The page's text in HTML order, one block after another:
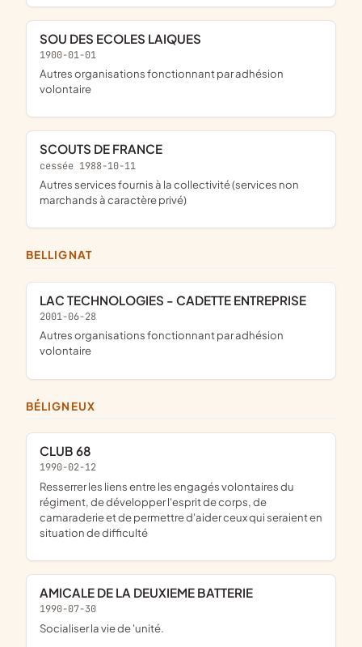
SOU DES ECOLES LAIQUES
1900-01-01
Autres organisations fonctionnant par adhésion
volontaire
SCOUTS DE FRANCE
cessée 1988-10-11
Autres services fournis à la collectivité (services non
marchands à caractère privé)
BELLIGNAT
LAC TECHNOLOGIES - CADETTE ENTREPRISE
2001-06-28
Autres organisations fonctionnant par adhésion
volontaire
BÉLIGNEUX
CLUB 68
1990-02-12
resserrer les liens entre les engagés volontaires du
régiment, de développer l'esprit de corps, de
camaraderie et de permettre d'aider ceux qui seraient en
situation de difficulté
AMICALE DE LA DEUXIEME BATTERIE
1990-07-30
socialiser la vie de 'unité.